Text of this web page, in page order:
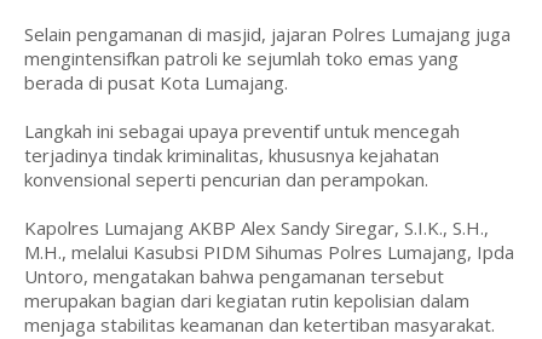
Selain pengamanan di masjid, jajaran Polres Lumajang juga
mengintensifkan patroli ke sejumlah toko emas yang
berada di pusat Kota Lumajang.
Langkah ini sebagai upaya preventif untuk mencegah
terjadinya tindak kriminalitas, khususnya kejahatan
konvensional seperti pencurian dan perampokan.
Kapolres Lumajang AKBP Alex Sandy Siregar, S.I.K., S.H.,
M.H., melalui Kasubsi PIDM Sihumas Polres Lumajang, Ipda
Untoro, mengatakan bahwa pengamanan tersebut
merupakan bagian dari kegiatan rutin kepolisian dalam
menjaga stabilitas keamanan dan ketertiban masyarakat.